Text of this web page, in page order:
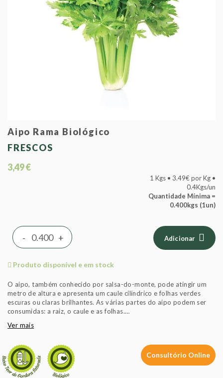
Aipo Rama Biológico
FRESCOS
3,49 €
1 Kgs • 3.49€ por Kg •
0.4Kgs/un
Quantidade Mínima =
0.400kgs (1un)
+
- Adicionar
Produto disponível e em stock
O aipo, também conhecido por salsa-do-monte, pode atingir um
metro de altura e apresenta um caule cilíndrico e folhas verdes
escuras ou claras brilhantes. As várias partes do aipo podem ser
consumidas: a raiz, o caule e as folhas.
O aipo apresenta um baixo valor energético (20kcal/100g). Esta
hortícula é maioritariamente constiuida por áua (94%) e apresenta
um alto teor em potássio.
Fonte: Portfir, 2019
Ver mais
Consultório Online